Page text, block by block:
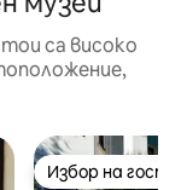
са високо
Избор на
Избор на